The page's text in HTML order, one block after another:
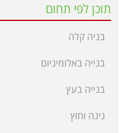
תוכן לפי תחום
בניה קלה
בנייה באלומיניום
בנייה בעץ
גינה וחוץ